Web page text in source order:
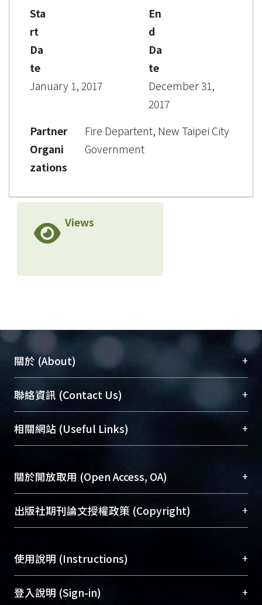
Sta
rt
Da
te
January 1, 2017
En
d
Da
te
December 31,
2017
Partner
Organi
zations
Fire Departent, New Taipei City
Government
Views
關於 (About) +
臺大位居世界頂尖大學之列，為永久珍藏及向國際
展現本校豐碩的研究成果及學術能量，圖書館整合
機構典藏（NTUR）與學術庫（AH）不同功能平
台，成為臺大學術典藏NTU scholars。期能整合研
成果。
To permanently archive and promote researcher
profiles and scholarly works, Library integrates the
services of “NTU Repository” with “Academic
聯絡資訊 (Contact Us) +
總館學科館員(Main Library)
醫學圖書館學科館員(Medical Library)
Sciences Library)
相關網站 (Useful Links) +
關於開放取用 (Open Access, OA) +
開放取用是從使用者角度提升資訊取用性的社會運
動，應用在學術研究上是透過將研究著作公開供使
用逐年攀升。同時可加速研究發展、提升研究影響
Archive）平台。 （點選深入了解OA）
出版社期刊論文授權政策 (Copyright) +
含部分內容的版權非匯入者所有，或由第三方贊
助與合作完成，請確認該版權所有者及第三方同
意提供此授權。
使用說明 (Instructions) +
網站簡介(Quickstart Guide)
登入說明 (Sign-in) +